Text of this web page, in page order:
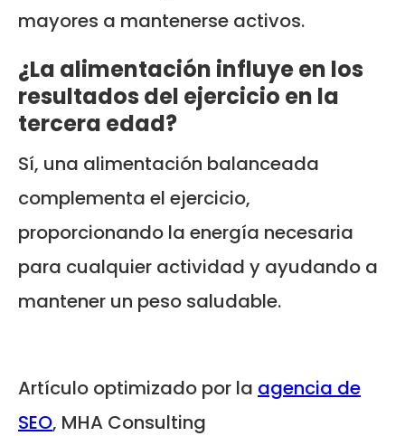
mayores a mantenerse activos.
¿La alimentación influye en los
resultados del ejercicio en la
tercera edad?
Sí, una alimentación balanceada
complementa el ejercicio,
proporcionando la energía necesaria
para cualquier actividad y ayudando a
mantener un peso saludable.
Artículo optimizado por la agencia de
SEO, MHA Consulting